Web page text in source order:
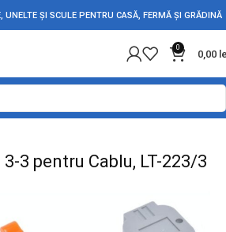
ȘI SCULE PENTRU CASĂ, FERMĂ ȘI GRĂDINĂ
0
0,00
si Conectori Electrici
3 pentru Cablu, LT-223/3